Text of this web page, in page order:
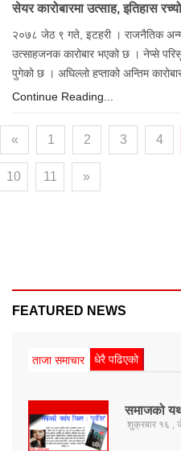
सेयर कारोबारमा उत्साह, इतिहास
२०७८ जेठ ९ गते, इटहरी । राजनैतिक
उत्साहजनक कारोबार भएको छ । नेप्से
पुगेको छ । अघिल्लो हप्ताको अन्तिम
Continue Reading...
« 1 2 3 4
10 11 »
FEATURED NEWS
ताजा समाचार धेरै पढिएको
समाजको
शुक्रबार १६ ,